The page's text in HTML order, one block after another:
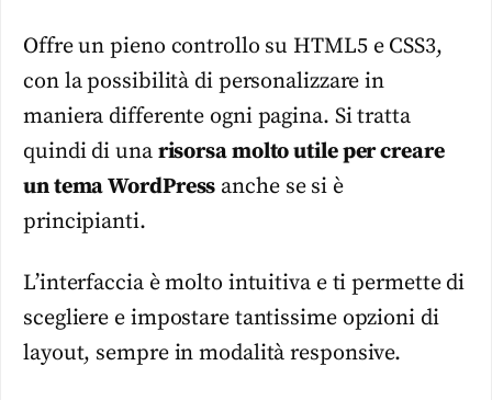
Offre un pieno controllo su HTML5 e CSS3,
con la possibilità di personalizzare in
maniera differente ogni pagina. Si tratta
quindi di una risorsa molto utile per creare
un tema WordPress anche se si è
principianti.
L’interfaccia è molto intuitiva e ti permette di
scegliere e impostare tantissime opzioni di
layout, sempre in modalità responsive.